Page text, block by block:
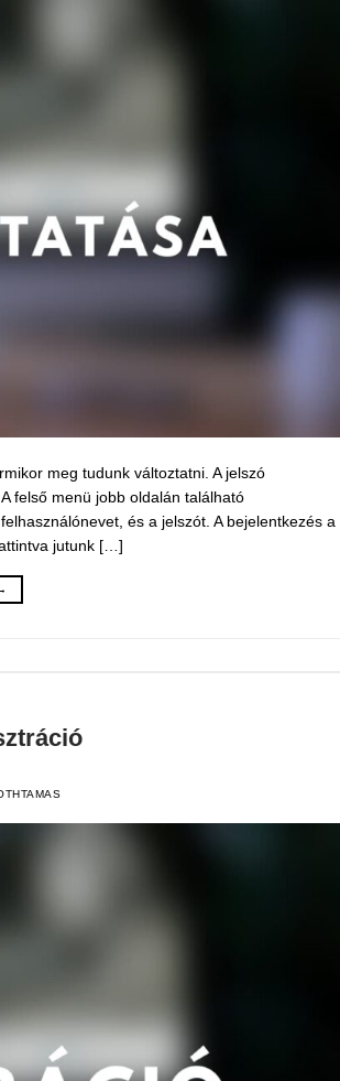
meg tudunk változtatni. A jelszó
felső menü jobb oldalán található
és a jelszót. A bejelentkezés a
jutunk […]